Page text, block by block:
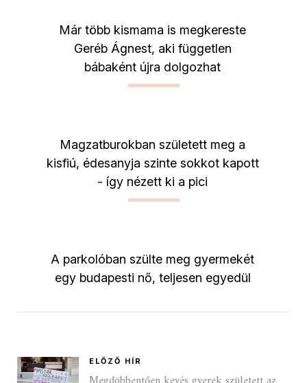
Már több kismama is megkereste
Geréb Ágnest, aki független
bábaként újra dolgozhat
Magzatburokban született meg a
kisfiú, édesanyja szinte sokkot kapott
- így nézett ki a pici
A parkolóban szülte meg gyermekét
egy budapesti nő, teljesen egyedül
ELŐZŐ HÍR